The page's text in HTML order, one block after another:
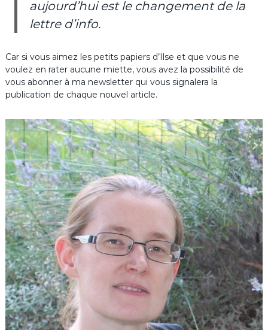
aujourd’hui est le changement de la
lettre d’info.
Car si vous aimez les petits papiers d’Ilse et que vous ne
voulez en rater aucune miette, vous avez la possibilité de
vous abonner à ma newsletter qui vous signalera la
publication de chaque nouvel article.